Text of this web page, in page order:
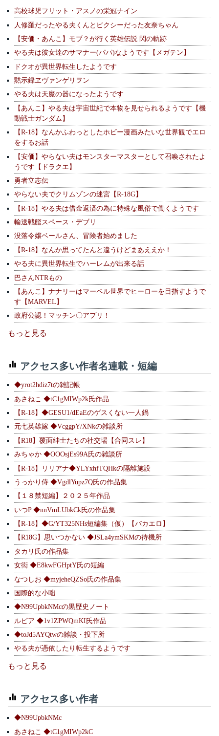
高校球児フリット・アスノの栄冠ナイン
人修羅だったやる夫くんとピクシーだった友奈ちゃん
【安価・あんこ】モブ？が行く英雄伝説 閃の軌跡
やる夫は彼女達のサマナー(パパ)なようです【メガテン】
ドクオが異世界転生したようです
黙示録ヱヴァンゲリヲン
やる夫は天魔の器になったようです
【あんこ】やる夫は宇宙世紀で本物を見せられるようです【機
動戦士ガンダム】
【R-18】なんかふわっとしたホビー漫画みたいな世界観でエロ
をするお話
【安価】やらない夫はモンスターマスターとして召喚されたよ
うです【ドラクエ】
勇者立志伝
やらない夫でクリムゾンの迷宮【R-18G】
【R-18】やる夫は借金返済の為に特殊な風俗で働くようです
輸送戦艦スペース・デブリ
没落令嬢ベールさん、冒険者始めました
【R-18】なんか思ってたんと違うけどまあええか！
やる夫に異世界転生でハーレムが出来る話
巴さんNTRもの
【あんこ】ナナリーはマーベル世界でヒーローを目指すようで
す【MARVEL】
政府公認！マッチン〇アプリ！
もっと見る
アクセス多い作者名連載・短編
◆yrot2hdiz7tの雑記帳
あさねこ ◆tC1gMIWp2k氏作品
【R-18】◆GESU1/dEaEのゲスくない一人鍋
元七英雄嫁 ◆VcggpY/XNkの雑談所
【R18】覆面紳士たちの社交場【合同スレ】
みちゃか ◆OOOsjEs99A氏の雑談所
【R-18】リリアナ◆YLYxhfTQHkの隔離施設
うっかり侍 ◆VgdlYupz7Q氏の作品集
【１８禁短編】２０２５年作品
いつP ◆nnVmLUbkCk氏の作品集
【R-18】◆G/YT325NHs短編集（仮）【バカエロ】
【R18G】思いつかない ◆JSLa4ymSKMの待機所
タカリ氏の作品集
女衒 ◆E8kwFGHptY氏の短編
なつしお ◆myjeheQZSo氏の作品集
国際的な小咄
◆N99UpbkNMcの黒歴史ノート
ルピア ◆1v1ZPWQmKI氏作品
◆toJd5AYQtwの雑談・投下所
やる夫が憑依したり転生するようです
もっと見る
アクセス多い作者
◆N99UpbkNMc
あさねこ ◆tC1gMIWp2kC